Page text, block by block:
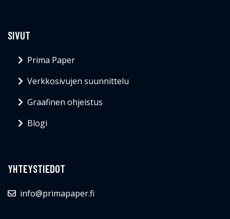
SIVUT
Prima Paper
Verkkosivujen suunnittelu
Graafinen ohjeistus
Blogi
YHTEYSTIEDOT
info@primapaper.fi